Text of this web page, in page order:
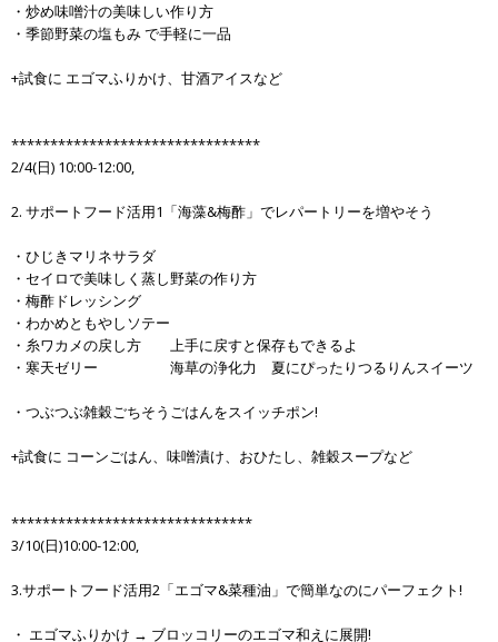
・炒め味噌汁の美味しい作り方
・季節野菜の塩もみ で手軽に一品
+試食に エゴマふりかけ、甘酒アイスなど
********************************
2/4(日) 10:00-12:00,
2. サポートフード活用1「海藻&梅酢」でレパートリーを増やそう
・ひじきマリネサラダ
・セイロで美味しく蒸し野菜の作り方
・梅酢ドレッシング
・わかめともやしソテー
・糸ワカメの戻し方 上手に戻すと保存もできるよ
・寒天ゼリー 海草の浄化力 夏にぴったりつるりんスイーツ
・つぶつぶ雑穀ごちそうごはんをスイッチポン!
+試食に コーンごはん、味噌漬け、おひたし、雑穀スープなど
*******************************
3/10(日)10:00-12:00,
3.サポートフード活用2「エゴマ&菜種油」で簡単なのにパーフェクト!
・ エゴマふりかけ → ブロッコリーのエゴマ和えに展開!